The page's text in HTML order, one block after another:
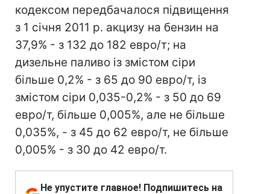
кодексом передбачалося підвищення
з 1 січня 2011 р. акцизу на бензин на
37,9% - з 132 до 182 евро/т; на
дизельне паливо із змістом сіри
більше 0,2% - з 65 до 90 евро/т, із
змістом сіри 0,035-0,2% - з 50 до 69
евро/т, більше 0,005%, але не більше
0,035%, - з 45 до 62 евро/т, не більше
0,005% - з 30 до 42 евро/т.
Не упустите главное! Подпишитесь на